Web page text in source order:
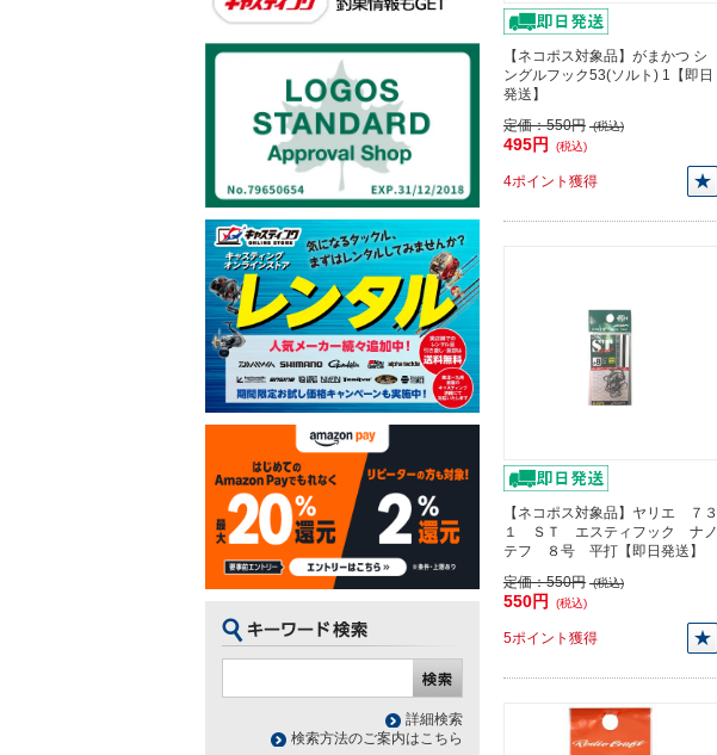
【ネコポス対象品】がまかつ シ
ングルフック53(ソルト) 1【即日
発送】
定価：550円 (税込)
495円 (税込)
4ポイント獲得
【ネコポス対象品】ヤリエ ７３
１ ＳＴ エスティフック ナノ
テフ ８号 平打【即日発送】
定価：550円 (税込)
550円 (税込)
5ポイント獲得
詳細検索
検索方法のご案内はこちら